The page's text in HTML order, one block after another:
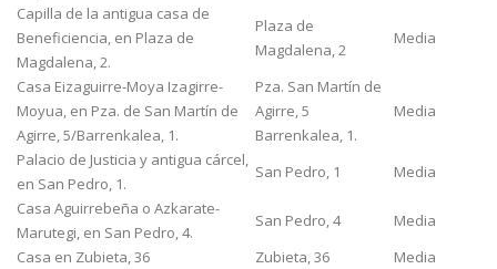
Capilla de la antigua casa de
Beneficiencia, en Plaza de
Magdalena, 2.
Plaza de
Magdalena, 2
Media
Casa Eizaguirre-Moya Izagirre-
Moyua, en Pza. de San Martín de
Agirre, 5/Barrenkalea, 1.
Pza. San Martín de
Agirre, 5
Barrenkalea, 1.
Media
Palacio de Justicia y antigua cárcel,
en San Pedro, 1.
San Pedro, 1
Media
Casa Aguirrebeña o Azkarate-
Marutegi, en San Pedro, 4.
San Pedro, 4
Media
Casa en Zubieta, 36
Zubieta, 36
Media